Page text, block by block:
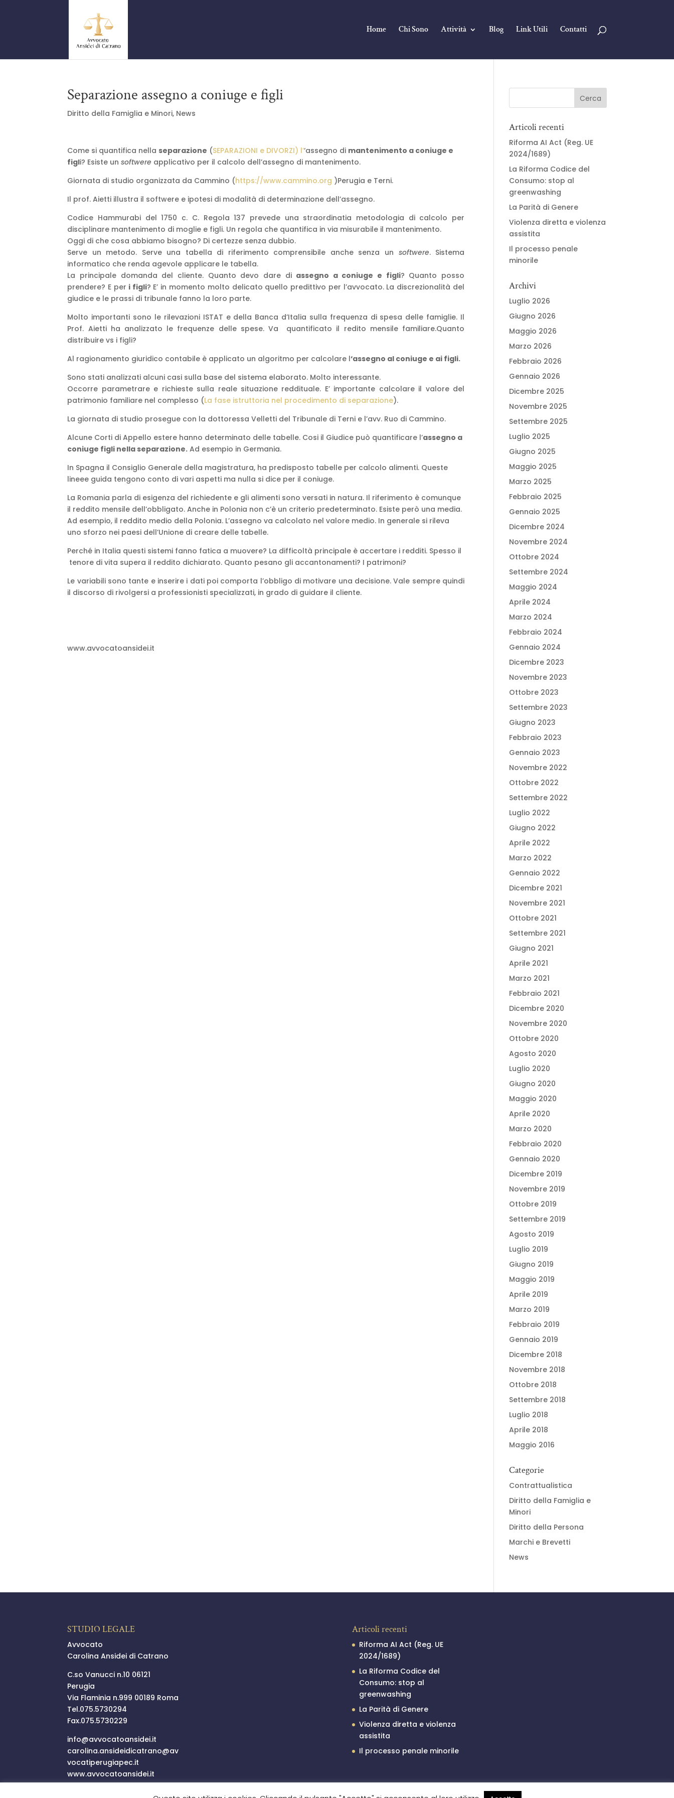
Home Chi Sono Attività Blog Link Utili Contatti
Separazione assegno a coniuge e figli
Diritto della Famiglia e Minori, News
Come si quantifica nella separazione (SEPARAZIONI e DIVORZI) l’‘assegno di mantenimento a coniuge e
figli? Esiste unsoftwere applicativo per il calcolo dell’assegno di mantenimento.
Giornata di studio organizzata da Cammino (https://www.cammino.org )Perugia e Terni.
Il prof. Aietti illustra il softwere e ipotesi di modalità di determinazione dell’assegno.
Codice Hammurabi del 1750 c. C. Regola 137 prevede una straordinatia metodologia di calcolo per
disciplinare mantenimento di moglie e figli. Un regola che quantifica in via misurabile il mantenimento.
Oggi di che cosa abbiamo bisogno? Di certezze senza dubbio.
Serve un metodo. Serve una tabella di riferimento comprensibile anche senza un softwere. Sistema
informatico che renda agevole applicare le tabella.
La principale domanda del cliente. Quanto devo dare di assegno a coniuge e figli? Quanto posso
prendere? E per i figli? E’ in momento molto delicato quello predittivo per l’avvocato. La discrezionalità del
giudice e le prassi di tribunale fanno la loro parte.
Molto importanti sono le rilevazioni ISTAT e della Banca d’Italia sulla frequenza di spesa delle famiglie. Il
Prof. Aietti ha analizzato le frequenze delle spese. Va quantificato il redito mensile familiare.Quanto
distribuire vs i figli?
Al ragionamento giuridico contabile è applicato un algoritmo per calcolare l‘assegno al coniuge e ai figli.
Sono stati analizzati alcuni casi sulla base del sistema elaborato. Molto interessante.
Occorre parametrare e richieste sulla reale situazione reddituale. E’ importante calcolare il valore del
patrimonio familiare nel complesso (La fase istruttoria nel procedimento di separazione).
La giornata di studio prosegue con la dottoressa Velletti del Tribunale di Terni e l’avv. Ruo di Cammino.
Alcune Corti di Appello estere hanno determinato delle tabelle. Cosi il Giudice può quantificare l’assegno a
coniuge figli nella separazione. Ad esempio in Germania.
In Spagna il Consiglio Generale della magistratura, ha predisposto tabelle per calcolo alimenti. Queste
lineee guida tengono conto di vari aspetti ma nulla si dice per il coniuge.
La Romania parla di esigenza del richiedente e gli alimenti sono versati in natura. Il riferimento è comunque
il reddito mensile dell’obbligato. Anche in Polonia non c’è un criterio predeterminato. Esiste però una media.
Ad esempio, il reddito medio della Polonia. L’assegno va calcolato nel valore medio. In generale si rileva
uno sforzo nei paesi dell’Unione di creare delle tabelle.
Perché in Italia questi sistemi fanno fatica a muovere? La difficoltà principale è accertare i redditi. Spesso il
tenore di vita supera il reddito dichiarato. Quanto pesano gli accantonamenti? I patrimoni?
Le variabili sono tante e inserire i dati poi comporta l’obbligo di motivare una decisione. Vale sempre quindi
il discorso di rivolgersi a professionisti specializzati, in grado di guidare il cliente.
www.avvocatoansidei.it
Articoli recenti
Riforma AI Act (Reg. UE
2024/1689)
La Riforma Codice del
Consumo: stop al
greenwashing
La Parità di Genere
Violenza diretta e violenza
assistita
Il processo penale
minorile
Archivi
Luglio 2026
Giugno 2026
Maggio 2026
Marzo 2026
Febbraio 2026
Gennaio 2026
Dicembre 2025
Novembre 2025
Settembre 2025
Luglio 2025
Giugno 2025
Maggio 2025
Marzo 2025
Febbraio 2025
Gennaio 2025
Dicembre 2024
Novembre 2024
Ottobre 2024
Settembre 2024
Maggio 2024
Aprile 2024
Marzo 2024
Febbraio 2024
Gennaio 2024
Dicembre 2023
Novembre 2023
Ottobre 2023
Settembre 2023
Giugno 2023
Febbraio 2023
Gennaio 2023
Novembre 2022
Ottobre 2022
Settembre 2022
Luglio 2022
Giugno 2022
Aprile 2022
Marzo 2022
Gennaio 2022
Dicembre 2021
Novembre 2021
Ottobre 2021
Settembre 2021
Giugno 2021
Aprile 2021
Marzo 2021
Febbraio 2021
Dicembre 2020
Novembre 2020
Ottobre 2020
Agosto 2020
Luglio 2020
Giugno 2020
Maggio 2020
Aprile 2020
Marzo 2020
Febbraio 2020
Gennaio 2020
Dicembre 2019
Novembre 2019
Ottobre 2019
Settembre 2019
Agosto 2019
Luglio 2019
Giugno 2019
Maggio 2019
Aprile 2019
Marzo 2019
Febbraio 2019
Gennaio 2019
Dicembre 2018
Novembre 2018
Ottobre 2018
Settembre 2018
Luglio 2018
Aprile 2018
Maggio 2016
Categorie
Contrattualistica
Diritto della Famiglia e
Minori
Diritto della Persona
Marchi e Brevetti
News
STUDIO LEGALE
Avvocato
Carolina Ansidei di Catrano
C.so Vanucci n.10 06121
Perugia
Via Flaminia n.999 00189 Roma
Tel.075.5730294
Fax.075.5730229
info@avvocatoansidei.it
carolina.ansideidicatrano@av
vocatiperugiapec.it
www.avvocatoansidei.it
Articoli recenti
Riforma AI Act (Reg. UE
2024/1689)
La Riforma Codice del
Consumo: stop al
greenwashing
La Parità di Genere
Violenza diretta e violenza
assistita
Il processo penale minorile